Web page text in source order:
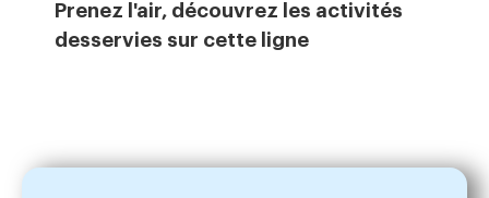
Prenez l'air, découvrez les activités
desservies sur cette ligne